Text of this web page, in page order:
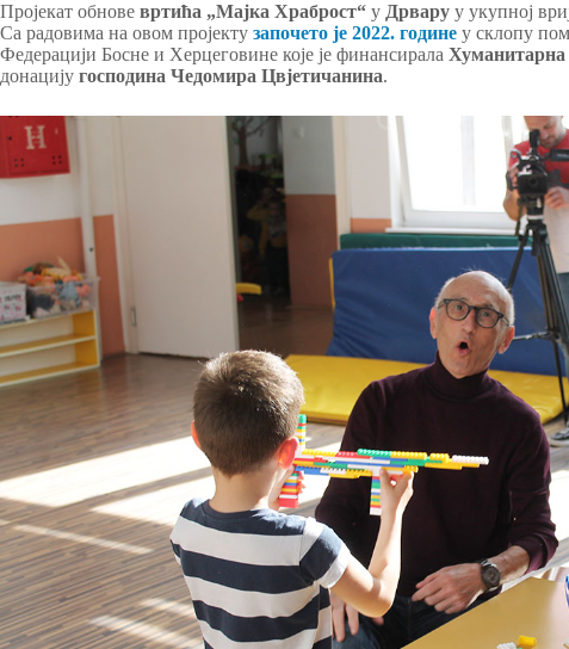
Пројекат обнове вртића „Мајка Храброст“ у Дрвару у укупној
Са радовима на овом пројекту започето је 2022. године у склопу
Федерацији Босне и Херцеговине које је финансирала Хуманитарна
донацију господина Чедомира Цвјетичанина.